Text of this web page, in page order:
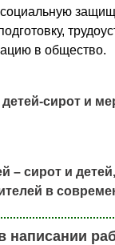
в общество.
сирот и
– сирот и
в
написании